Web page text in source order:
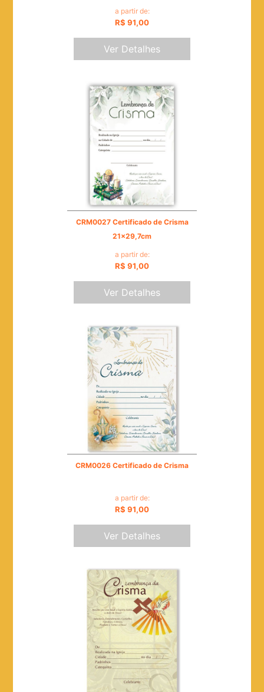
a partir de:
R$ 91,00
Ver Detalhes
CRM0027 Certificado de Crisma
21x29,7cm
a partir de:
R$ 91,00
Ver Detalhes
CRM0026 Certificado de Crisma
a partir de:
R$ 91,00
Ver Detalhes